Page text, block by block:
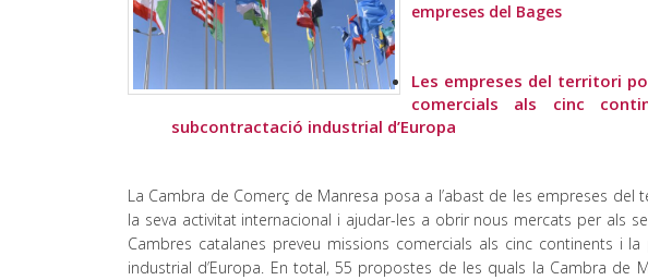
empreses del Bages
Les empreses del territori
comercials als cinc
subcontractació industrial d’Europa
La Cambra de Comerç de Manresa posa a l’abast de les empreses del
la seva activitat internacional i ajudar-les a obrir nous mercats per als
Cambres catalanes preveu missions comercials als cinc continents i
industrial d’Europa. En total, 55 propostes de les quals la Cambra de